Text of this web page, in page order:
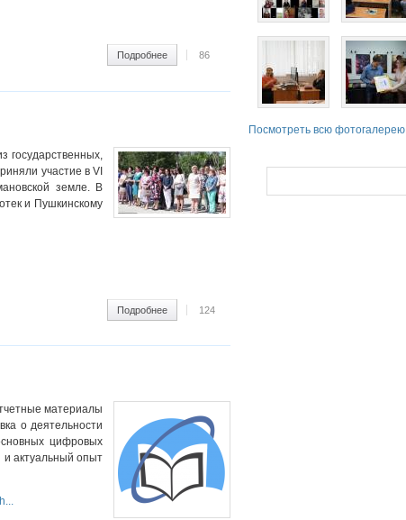
Подробнее о Литературная экскурсия сотрудников библиотек
86
государственных,
участие в VI
земле. В
и Пушкинскому
Подробнее о Вузовские библиотекари на Библиофоруме
124
материалы
о деятельности
цифровых
актуальный опыт
Посмотреть всю фотогалерею
Форма поиска